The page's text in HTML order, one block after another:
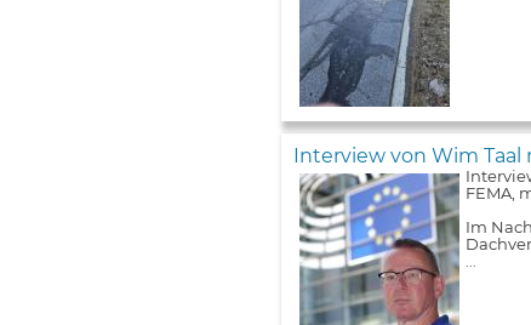
Interview von Wim Taal
FEMA,
Im